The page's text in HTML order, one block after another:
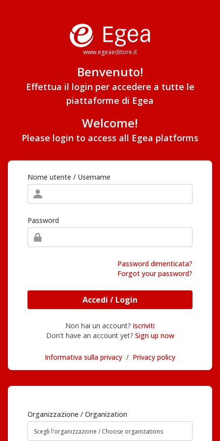
www.egeaeditore.it
Benvenuto!
Effettua il login per accedere a tutte le
piattaforme di Egea
Welcome!
Please login to access all Egea platforms
Nome utente / Username
Password
Password dimenticata?
Forgot your password?
Accedi / Login
Non hai un account? Iscriviti
Don't have an account yet? Sign up now
Informativa sulla privacy / Privacy policy
Organizzazione / Organization